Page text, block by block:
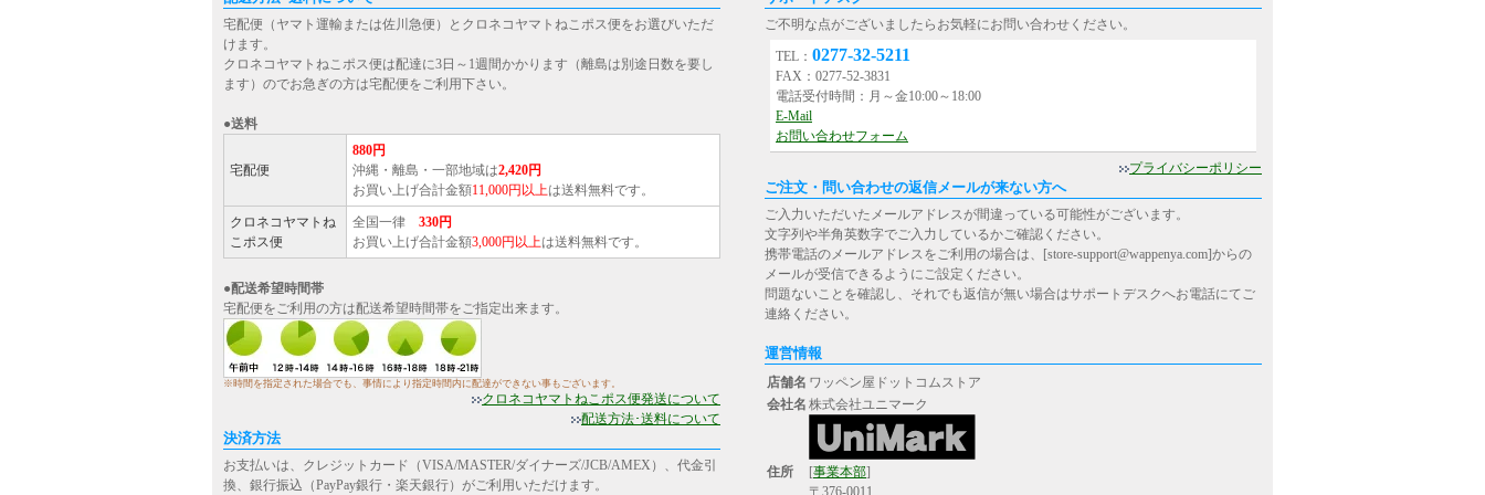
宅配便（ヤマト運輸または佐川急便）とクロネコヤマトねこポス便をお選びいただ
けます。
クロネコヤマトねこポス便は配達に3日～1週間かかります（離島は別途日数を要し
ます）のでお急ぎの方は宅配便をご利用下さい。
●送料
宅配便
880円
沖縄・離島・一部地域は2,420円
お買い上げ合計金額11,000円以上は送料無料です。
クロネコヤマトね
こポス便
全国一律 330円
お買い上げ合計金額3,000円以上は送料無料です。
●配送希望時間帯
宅配便をご利用の方は配送希望時間帯をご指定出来ます。
※時間を指定された場合でも、事情により指定時間内に配達ができない事もございます。
クロネコヤマトねこポス便発送について
配送方法･送料について
決済方法
お支払いは、クレジットカード（VISA/MASTER/ダイナーズ/JCB/AMEX）、代金引
換、銀行振込（PayPay銀行・楽天銀行）がご利用いただけます。
ご不明な点がございましたらお気軽にお問い合わせください。
TEL： 0277-32-5211
FAX：0277-52-3831
電話受付時間：月～金10:00～18:00
E-Mail
お問い合わせフォーム
プライバシーポリシー
ご注文・問い合わせの返信メールが来ない方へ
ご入力いただいたメールアドレスが間違っている可能性がございます。
文字列や半角英数字でご入力しているかご確認ください。
携帯電話のメールアドレスをご利用の場合は、[store-support@wappenya.com]からの
メールが受信できるようにご設定ください。
問題ないことを確認し、それでも返信が無い場合はサポートデスクへお電話にてご
連絡ください。
運営情報
店舗名 ワッペン屋ドットコムストア
会社名 株式会社ユニマーク
住所 [事業本部]
〒376-0011